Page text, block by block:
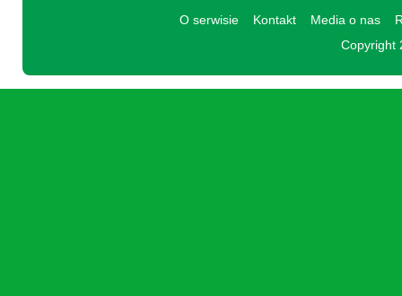
O serwisie Kontakt Media o nas
Copyright